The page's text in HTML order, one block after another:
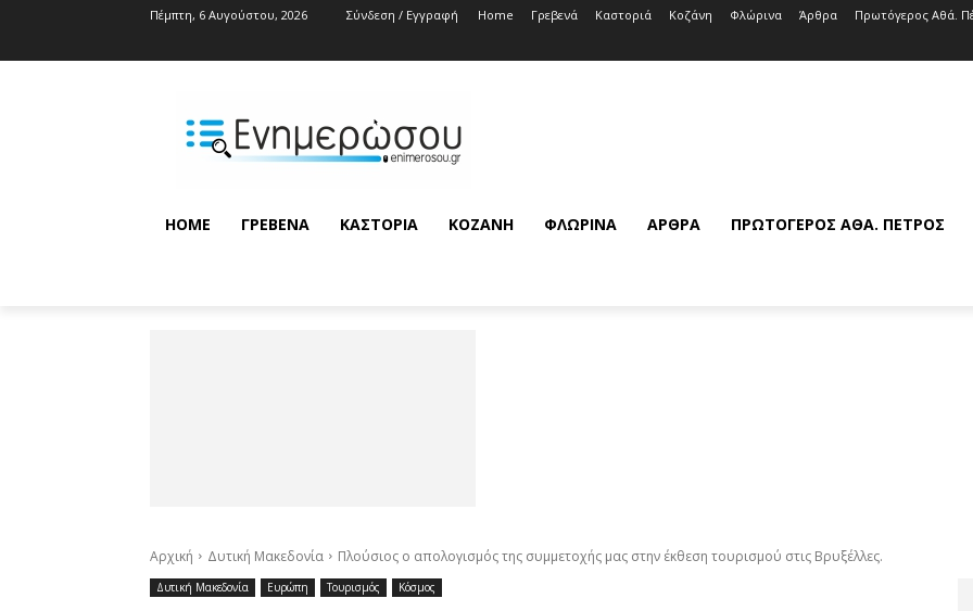
Πέμπτη, 6 Αυγούστου, 2026 Σύνδεση / Εγγραφή Home Γρεβενά Καστοριά Κοζάνη Φλώρινα Άρθρα Πρωτόγερος Αθά.
HOME ΓΡΕΒΕΝΆ ΚΑΣΤΟΡΙΆ ΚΟΖΆΝΗ ΦΛΏΡΙΝΑ ΆΡΘΡΑ ΠΡΩΤΌΓΕΡΟΣ ΑΘΆ. ΠΈΤΡΟΣ
Αρχική Δυτική Μακεδονία Πλούσιος ο απολογισμός της συμμετοχής μας στην έκθεση τουρισμού στις Βρυξέλλες.
Δυτική Μακεδονία Ευρώπη Τουρισμός Κόσμος